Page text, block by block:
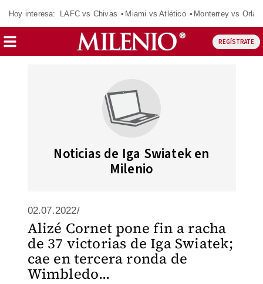
Hoy interesa: LAFC vs Chivas Miami vs Atlético Monterrey vs
REGÍSTRATE
Noticias de Iga Swiatek en
Milenio
02.07.2022/
Alizé Cornet pone fin a racha
de 37 victorias de Iga Swiatek;
cae en tercera ronda de
Wimbledo...